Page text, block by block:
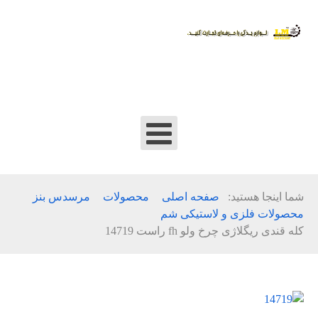
شما اینجا هستید: صفحه اصلی محصولات
مرسدس بنز
محصولات فلزی و لاستیکی شم
کله قندی ریگلاژی چرخ ولو fh راست 14719